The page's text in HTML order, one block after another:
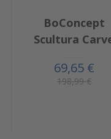
BoConcept
Scultura
69,65 €
198,99 €